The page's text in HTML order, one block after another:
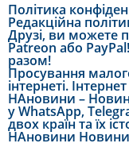
Політика
Редакційна
Друзі, ви можете
Patreon або
разом!
Просування
інтернеті.
НАновини –
у WhatsApp,
двох країн та їх
НАновини Новини